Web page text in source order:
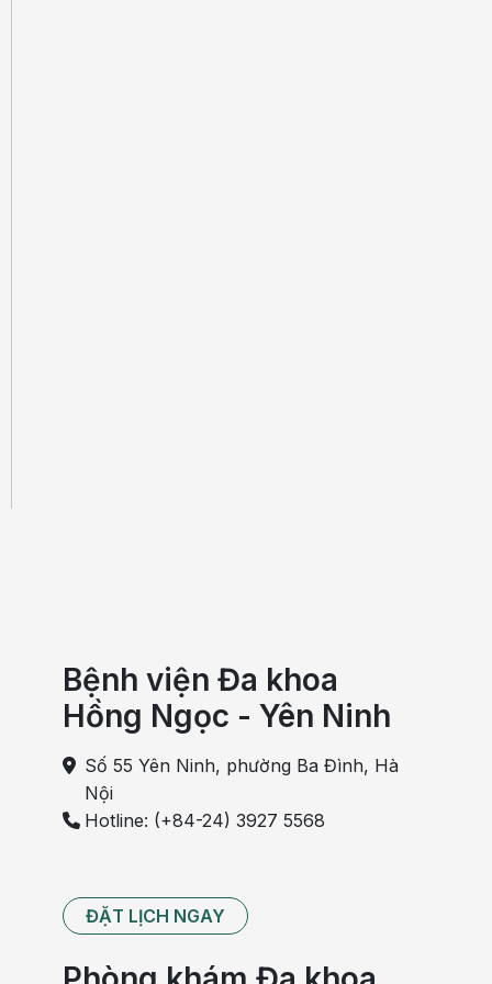
Bệnh viện Đa khoa
Hồng Ngọc - Yên Ninh
Số 55 Yên Ninh, phường Ba Đình, Hà
Nội
Hotline: (+84-24) 3927 5568
ĐẶT LỊCH NGAY